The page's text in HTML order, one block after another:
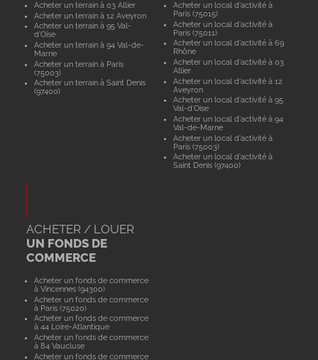
Acheter un terrain à 03 Allier
Acheter un terrain à 12 Aveyron
Acheter un terrain à 95 Val-
d'Oise
Acheter un terrain à 94 Val-de-
Marne
Acheter un terrain à Paris
(75003)
Acheter un terrain à Saint Denis
(97400)
Acheter un local d'activité à
Paris (75015)
Acheter un local d'activité à
Paris (75011)
Acheter un local d'activité à 69
Rhône
Acheter un local d'activité à 03
Allier
Acheter un local d'activité à 12
Aveyron
Acheter un local d'activité à 95
Val-d'Oise
Acheter un local d'activité à 94
Val-de-Marne
Acheter un local d'activité à
Paris (75003)
Acheter un local d'activité à
Saint Denis (97400)
ACHETER / LOUER
UN FONDS DE
COMMERCE
Acheter un fonds de commerce
à Vincennes (94300)
Acheter un fonds de commerce
à Paris (75020)
Acheter un fonds de commerce
à 44 Loire-Atlantique
Acheter un fonds de commerce
à 84 Vaucluse
Acheter un fonds de commerce